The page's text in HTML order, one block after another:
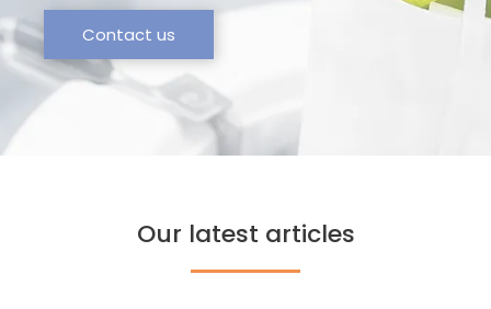
Contact us
Our latest articles